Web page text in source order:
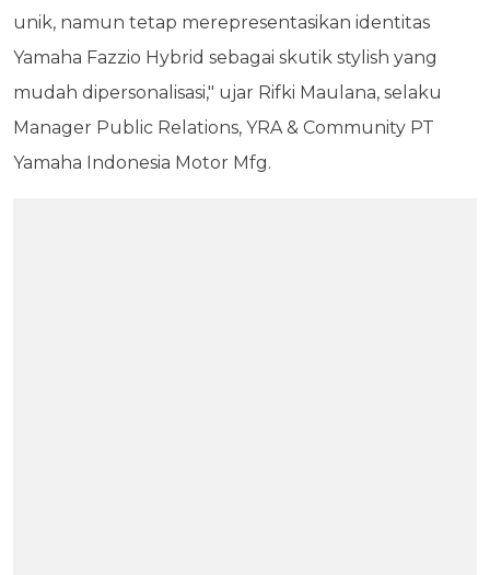
unik, namun tetap merepresentasikan identitas
Yamaha Fazzio Hybrid sebagai skutik stylish yang
mudah dipersonalisasi," ujar Rifki Maulana, selaku
Manager Public Relations, YRA & Community PT
Yamaha Indonesia Motor Mfg.